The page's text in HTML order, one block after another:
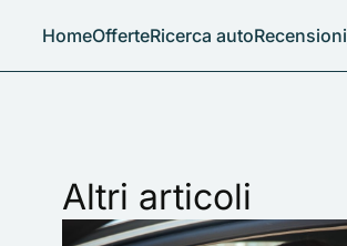
HomeOfferteRicerca autoRecensioni
Altri articoli